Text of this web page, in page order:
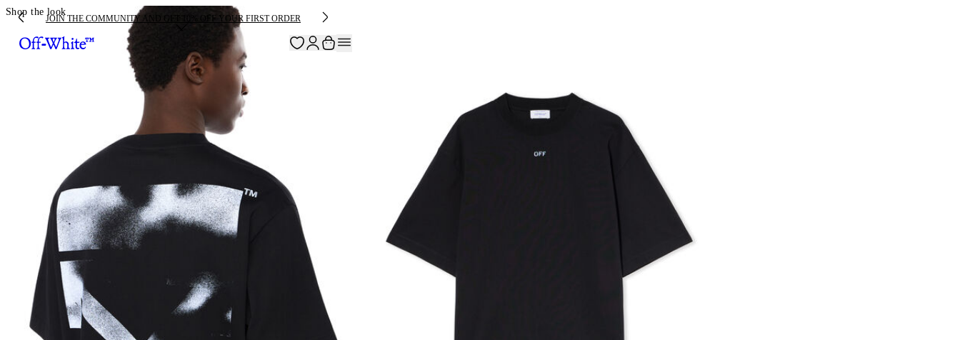
JOIN THE COMMUNITY AND GET 10% OFF YOUR FIRST ORDER
Shop the look